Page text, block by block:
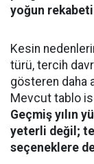
yoğun
Kesin
türü, tercih
gösteren daha
Mevcut tablo
Geçmiş yılın
yeterli değil;
seçeneklere